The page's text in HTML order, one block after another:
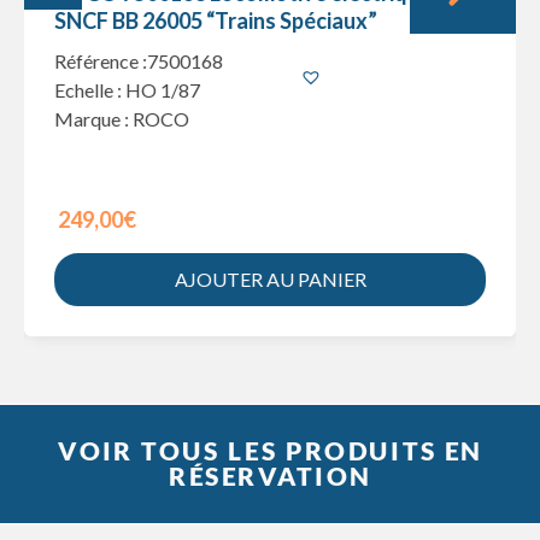
SNCF BB 26005 “Trains Spéciaux”
Référence :7500168
Echelle : HO 1/87
Marque : ROCO
249,00€
AJOUTER AU PANIER
VOIR TOUS LES PRODUITS EN
RÉSERVATION